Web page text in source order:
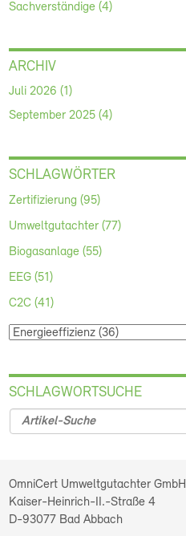
Sachverständige (4)
ARCHIV
Juli 2026 (1)
September 2025 (4)
SCHLAGWÖRTER
Zertifizierung (95)
Umweltgutachter (77)
Biogasanlage (55)
EEG (51)
C2C (41)
SCHLAGWORTSUCHE
OmniCert Umweltgutachter GmbH
Kaiser-Heinrich-II.-Straße 4
D-93077 Bad Abbach